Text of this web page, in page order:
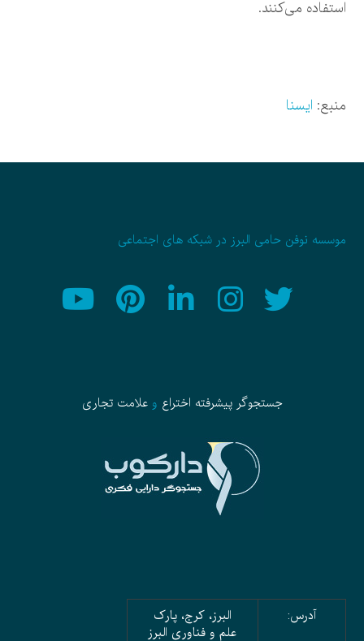
استفاده می‌کنند.
منبع: ایسنا
موسسه نوفن حامی البرز در شبکه های اجتماعی
جستجوگر پیشرفته اختراع وعلامت تجاری
آدرس:
البرز، کرج، پارک
علم و فناوری البرز